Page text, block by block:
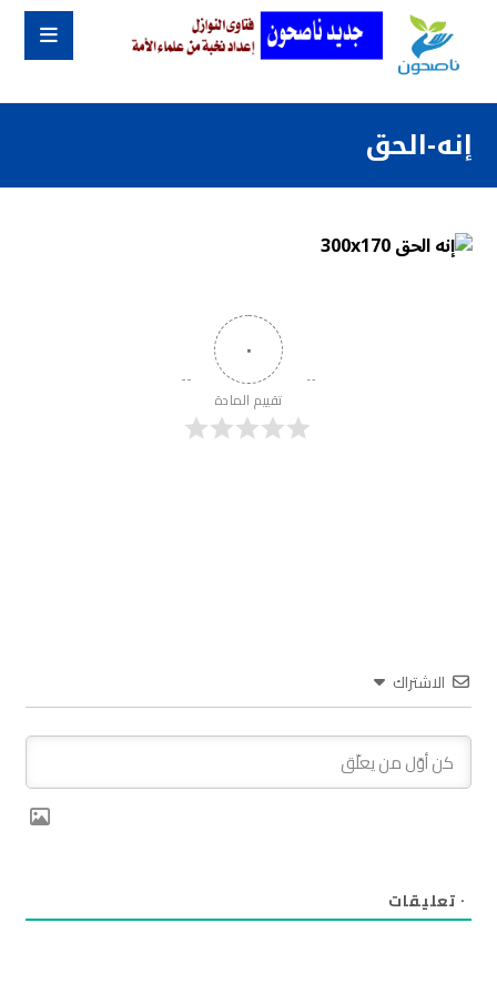
إنه-الحق
٠
تقييم المادة
الاشتراك
٠ تعليقات